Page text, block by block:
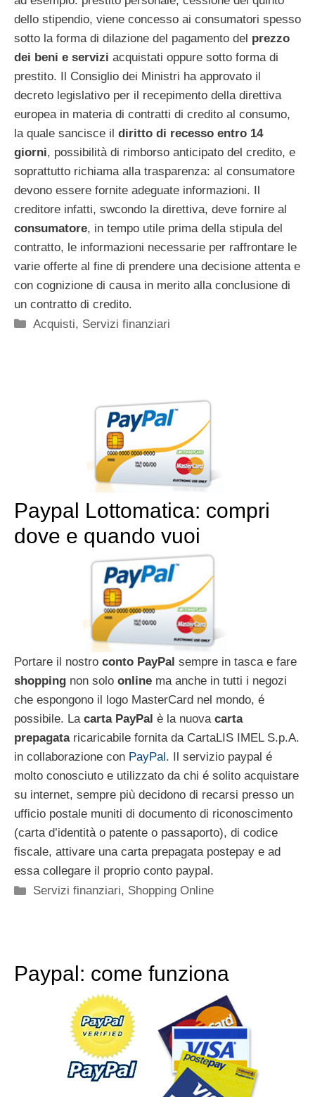
dello stipendio, viene concesso ai consumatori spesso
sotto la forma di dilazione del pagamento del prezzo
dei beni e servizi acquistati oppure sotto forma di
prestito. Il Consiglio dei Ministri ha approvato il
decreto legislativo per il recepimento della direttiva
europea in materia di contratti di credito al consumo,
la quale sancisce il diritto di recesso entro 14
giorni, possibilità di rimborso anticipato del credito, e
soprattutto richiama alla trasparenza: al consumatore
devono essere fornite adeguate informazioni. Il
creditore infatti, swcondo la direttiva, deve fornire al
consumatore, in tempo utile prima della stipula del
contratto, le informazioni necessarie per raffrontare le
varie offerte al fine di prendere una decisione attenta e
con cognizione di causa in merito alla conclusione di
un contratto di credito.
Categorie
Acquisti, Servizi finanziari
Paypal Lottomatica: compri
dove e quando vuoi
Portare il nostro conto PayPal sempre in tasca e fare
shopping non solo online ma anche in tutti i negozi
che espongono il logo MasterCard nel mondo, é
possibile. La carta PayPal è la nuova carta
prepagataricaricabile fornita da CartaLIS IMEL S.p.A.
in collaborazione con PayPal . Il servizio paypal é
molto conosciuto e utilizzato da chi é solito acquistare
su internet, sempre più decidono di recarsi presso un
ufficio postale muniti di documento di riconoscimento
(carta d’identità o patente o passaporto), di codice
fiscale, attivare una carta prepagata postepay e ad
essa collegare il proprio conto paypal.
Categorie
Servizi finanziari, Shopping Online
Paypal: come funziona